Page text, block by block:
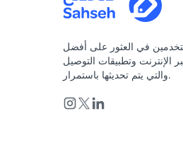
في العثور على أفضل
الإنترنت وتطبيقات التوصيل
والتي يتم تحديثها باستمرار.